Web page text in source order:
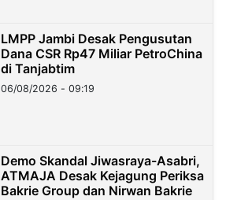
LMPP Jambi Desak Pengusutan
Dana CSR Rp47 Miliar PetroChina
di Tanjabtim
06/08/2026 - 09:19
Demo Skandal Jiwasraya-Asabri,
ATMAJA Desak Kejagung Periksa
Bakrie Group dan Nirwan Bakrie